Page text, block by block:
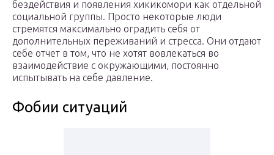
бездействия и появления хикикомори как отдельной
социальной группы. Просто некоторые люди
стремятся максимально оградить себя от
дополнительных переживаний и стресса. Они отдают
себе отчет в том, что не хотят вовлекаться во
взаимодействие с окружающими, постоянно
испытывать на себе давление.
Фобии ситуаций